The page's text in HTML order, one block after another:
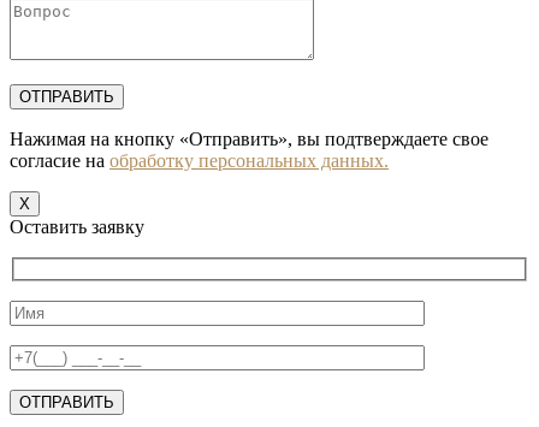
Нажимая на кнопку «Отправить», вы подтверждаете свое
согласие на обработку персональных данных.
X
Оставить заявку